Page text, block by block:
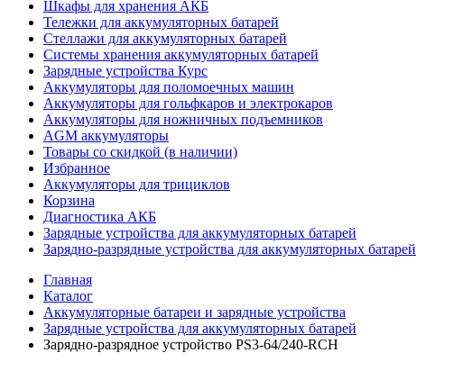
Шкафы для хранения АКБ
Тележки для аккумуляторных батарей
Стеллажи для аккумуляторных батарей
Системы хранения аккумуляторных батарей
Зарядные устройства Курс
Аккумуляторы для поломоечных машин
Аккумуляторы для гольфкаров и электрокаров
Аккумуляторы для ножничных подъемников
AGM аккумуляторы
Товары со скидкой (в наличии)
Избранное
Аккумуляторы для трициклов
Корзина
Диагностика АКБ
Зарядные устройства для аккумуляторных батарей
Зарядно-разрядные устройства для аккумуляторных батарей
Главная
Каталог
Аккумуляторные батареи и зарядные устройства
Зарядные устройства для аккумуляторных батарей
Зарядно-разрядное устройство PS3-64/240-RCH